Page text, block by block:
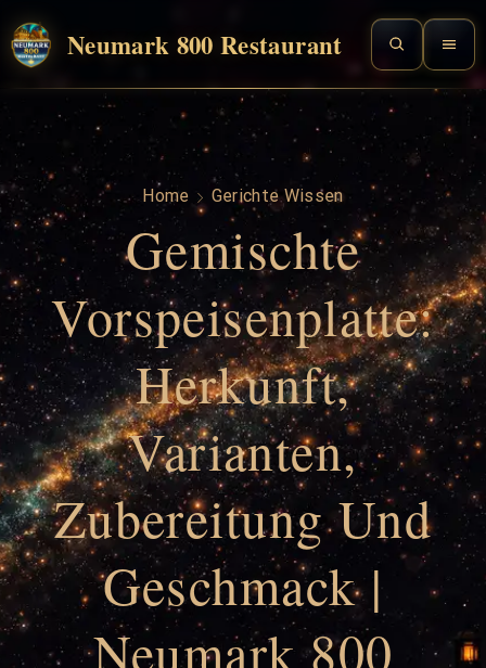
Neumark 800 Restaurant
Home Gerichte Wissen
Gemischte
Vorspeisenplatte:
Herkunft,
Varianten,
Zubereitung Und
Geschmack |
Neumark 800